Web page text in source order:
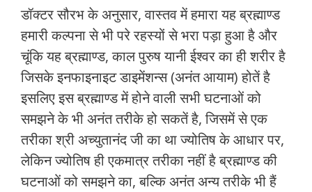
डॉक्टर सौरभ के अनुसार, वास्तव में हमारा यह ब्रह्माण्ड
हमारी कल्पना से भी परे रहस्यों से भरा पड़ा हुआ है और
चूंकि यह ब्रह्माण्ड, काल पुरुष यानी ईश्वर का ही शरीर है
जिसके इनफाइनाइट डाइमेंशन्स (अनंत आयाम) होतें है
इसलिए इस ब्रह्माण्ड में होने वाली सभी घटनाओं को
समझने के भी अनंत तरीके हो सकतें है, जिसमें से एक
तरीका श्री अच्युतानंद जी का था ज्योतिष के आधार पर,
लेकिन ज्योतिष ही एकमात्र तरीका नहीं है ब्रह्माण्ड की
घटनाओं को समझने का, बल्कि अनंत अन्य तरीके भी हैं